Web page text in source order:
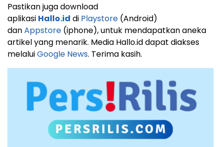
Pastikan juga download
aplikasi Hallo.id di Playstore (Android)
danAppstore (iphone), untuk mendapatkan aneka
artikel yang menarik. Media Hallo.id dapat diakses
melaluiGoogle News. Terima kasih.